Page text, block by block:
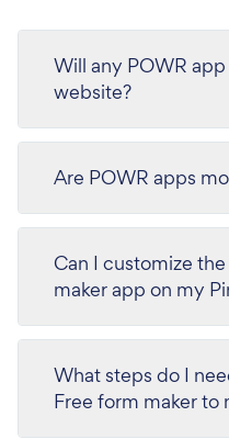
Will any POWR
website?
Are POWR apps
Can I customize
maker app on my
What steps do I
Free form maker to